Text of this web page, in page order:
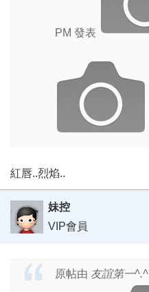
PM 發表
紅唇..烈焰..
妹控
VIP會員
原帖由 友誼第一^.^